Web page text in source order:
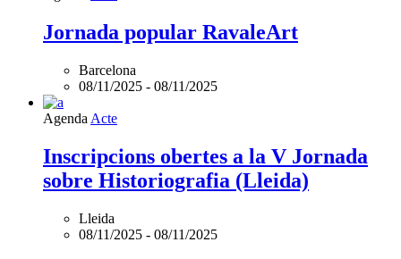
Jornada popular RavaleArt
Barcelona
08/11/2025 - 08/11/2025
Agenda Acte
Inscripcions obertes a la V Jornada
sobre Historiografia (Lleida)
Lleida
08/11/2025 - 08/11/2025